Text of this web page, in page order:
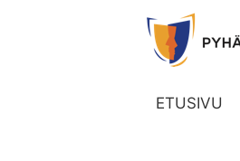
ETUSIVU